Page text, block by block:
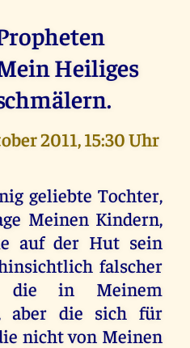
Heiliges
2011, 15:30 Uhr
geliebte Tochter,
Meinen Kindern,
auf der Hut sein
falscher
die in Meinem
aber die sich für
nicht von Meinen